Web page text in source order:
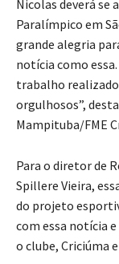
Nicolas deverá se
Paralímpico em
grande alegria
notícia como
trabalho
orgulhosos”,
Mampituba/FME
Para o diretor de
Spillere Vieira,
do projeto
com essa notícia
o clube, Criciúma